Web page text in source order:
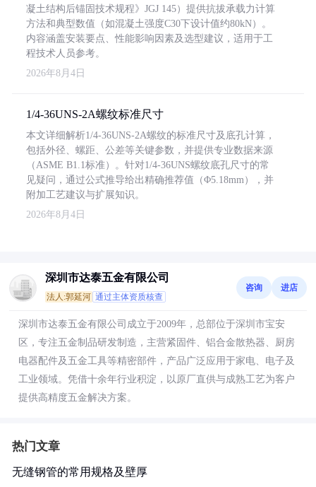
凝土结构后锚固技术规程》JGJ 145）提供抗拔承载力计算
方法和典型数值（如混凝土强度C30下设计值约80kN）。
内容涵盖安装要点、性能影响因素及选型建议，适用于工
程技术人员参考。
2026年8月4日
1/4-36UNS-2A螺纹标准尺寸
本文详细解析1/4-36UNS-2A螺纹的标准尺寸及底孔计算，
包括外径、螺距、公差等关键参数，并提供专业数据来源
（ASME B1.1标准）。针对1/4-36UNS螺纹底孔尺寸的常
见疑问，通过公式推导给出精确推荐值（Φ5.18mm），并
附加工艺建议与扩展知识。
2026年8月4日
深圳市达泰五金有限公司
法人:郭延河 通过主体资质核查
咨询 进店
深圳市达泰五金有限公司成立于2009年，总部位于深圳市宝安
区，专注五金制品研发制造，主营紧固件、铝合金散热器、厨房
电器配件及五金工具等精密部件，产品广泛应用于家电、电子及
工业领域。凭借十余年行业积淀，以原厂直供与成熟工艺为客户
提供高精度五金解决方案。
热门文章
无缝钢管的常用规格及壁厚